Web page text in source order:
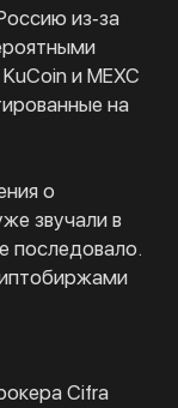
из‑за
и MEXC
на
о
звучали в
последовало.
Cifra